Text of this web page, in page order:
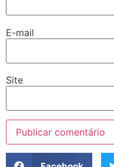
E-mail
Site